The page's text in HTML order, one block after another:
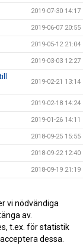
2019-07-30 14:17
2019-06-07 20:55
2019-05-12 21:04
2019-03-03 12:27
2019-02-21 13:14
2019-02-18 14:24
2019-01-26 14:11
2018-09-25 15:55
2018-09-22 12:40
2018-09-19 21:19
2018-03-19 14:45
2016-08-10 10:17
vi nödvändiga
av.
t.ex. för statistik
dessa.